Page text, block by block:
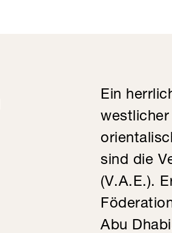
Ein
sind die
(V.A.E.).
Abu